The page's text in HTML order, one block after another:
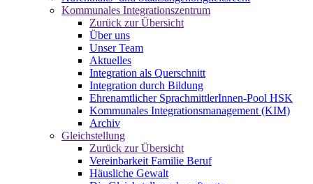
Kommunales Integrationszentrum
Zurück zur Übersicht
Über uns
Unser Team
Aktuelles
Integration als Querschnitt
Integration durch Bildung
Ehrenamtlicher SprachmittlerInnen-Pool HSK
Kommunales Integrationsmanagement (KIM)
Archiv
Gleichstellung
Zurück zur Übersicht
Vereinbarkeit Familie Beruf
Häusliche Gewalt